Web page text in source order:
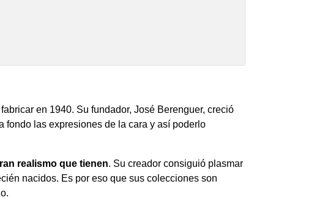
en 1940. Su fundador, José Berenguer, creció
fondo las expresiones de la cara y así poderlo
realismo que tienen. Su creador consiguió plasmar
nacidos. Es por eso que sus colecciones son